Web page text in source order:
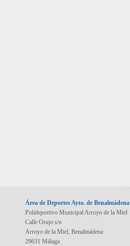
Área de Deportes Ayto. de Benalmádena
Polideportivo Municipal Arroyo de la Miel
Calle Orujo s/n
Arroyo de la Miel, Benalmádena
29631 Málaga